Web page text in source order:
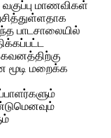
மாணவிகள்
பாடசாலையில்
மூடி மறைக்க